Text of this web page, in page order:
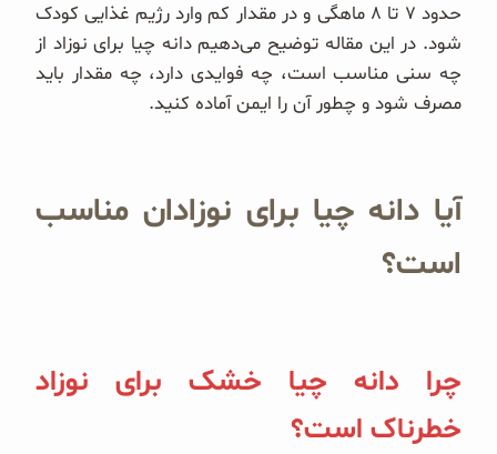
حدود ۷ تا ۸ ماهگی و در مقدار کم وارد رژیم غذایی کودک
شود. در این مقاله توضیح می‌دهیم دانه چیا برای نوزاد از
چه سنی مناسب است، چه فوایدی دارد، چه مقدار باید
مصرف شود و چطور آن را ایمن آماده کنید.
آیا دانه چیا برای نوزادان مناسب
است؟
چرا دانه چیا خشک برای نوزاد
خطرناک است؟